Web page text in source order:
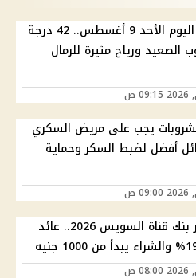
درجات الحرارة اليوم الأحد 9 أغسطس.. 42 درجة
ورياح مثيرة للرمال
يجب على مريض السكري
أفضل لضبط السكر وحماية
شهادات ادخار بنك قناة السويس 2026.. عائد